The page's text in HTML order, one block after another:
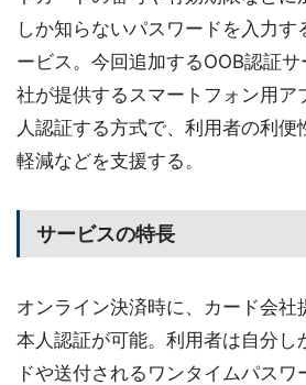
しか知らないパスワードを入力す
ービス。今回追加するOOB認証
社が提供するスマートフォン用ア
人認証する方式で、利用者の利
軽減などを支援する。
サービスの特長
オンライン決済時に、カード会社
本人認証が可能。利用者は自分し
ドや送付されるワンタイムパス